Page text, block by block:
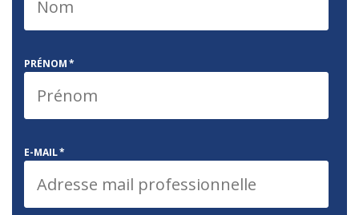
PRÉNOM*
E-MAIL*